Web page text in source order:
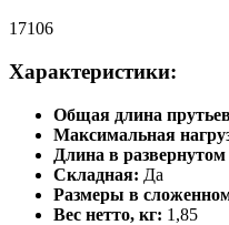
17106
Характеристики:
Общая длина
Максимальная
Длина в развернутом
Складная: Да
Размеры в
Вес нетто, кг: 1,85